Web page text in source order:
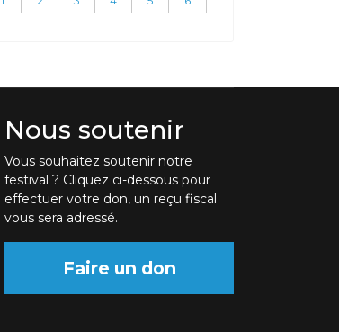
Nous soutenir
Vous souhaitez soutenir notre
festival ? Cliquez ci-dessous pour
effectuer votre don, un reçu fiscal
vous sera adressé.
Faire un don